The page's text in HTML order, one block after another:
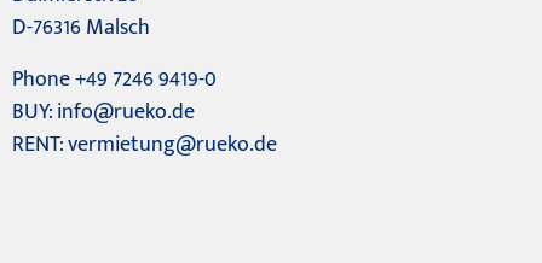
D-76316 Malsch
Phone +49 7246 9419-0
BUY:info@rueko.de
RENT:vermietung@rueko.de